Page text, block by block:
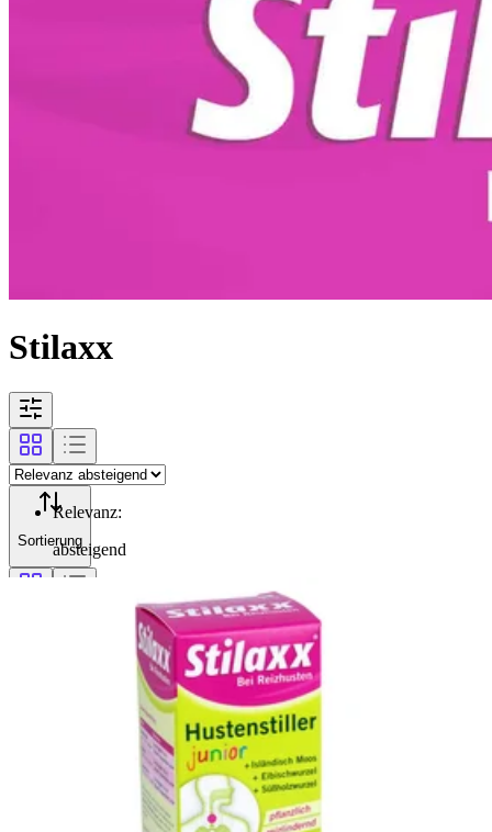
Stilaxx
Sortierung
Relevanz:
absteigend